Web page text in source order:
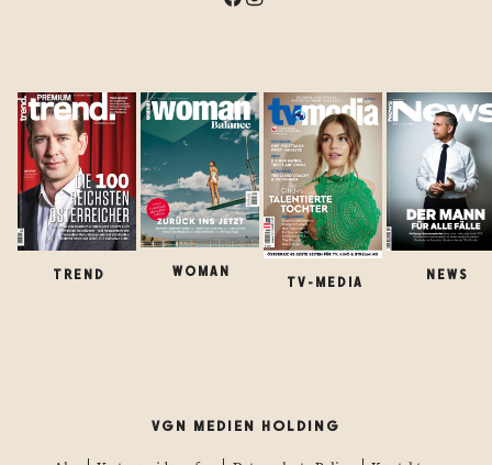
TREND WOMAN
TV-MEDIA
NEWS
VGN MEDIEN HOLDING